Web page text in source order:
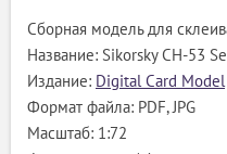
Сборная модель для
Название: Sikorsky CH-53
Издание: Digital Card Model
Формат файла: PDF, JPG
Масштаб: 1:72